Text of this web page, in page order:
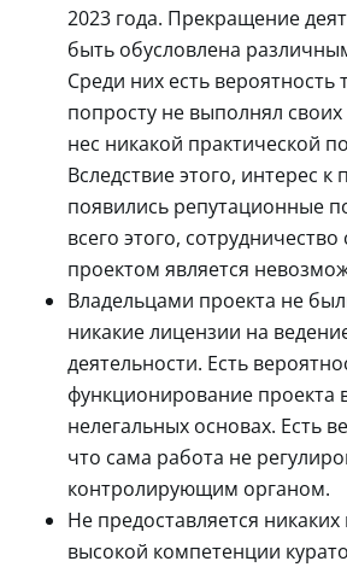
2023 года. Прекращение
быть обусловлена
Среди них есть вероятность
попросту не выполнял
нес никакой практической
Вследствие этого, интерес к
появились репутационные
всего этого,
проектом является
Владельцами проекта не
никакие лицензии на
деятельности. Есть
функционирование проекта
нелегальных основах. Есть
что сама работа не
контролирующим органом.
Не предоставляется
высокой компетенции